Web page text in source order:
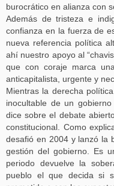
burocrático en alianza con
Además de tristeza e
confianza en la fuerza de
nueva referencia política
ahí nuestro apoyo al
que con coraje marca
anticapitalista, urgente y
Mientras la derecha
inocultable de un
dice sobre el debate
constitucional. Como
desafió en 2004 y lanzó la
gestión del gobierno. Es
periodo devuelve la
pueblo el que decida si